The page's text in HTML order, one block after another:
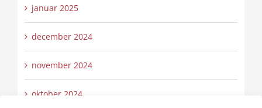
januar 2025
december 2024
november 2024
oktober 2024